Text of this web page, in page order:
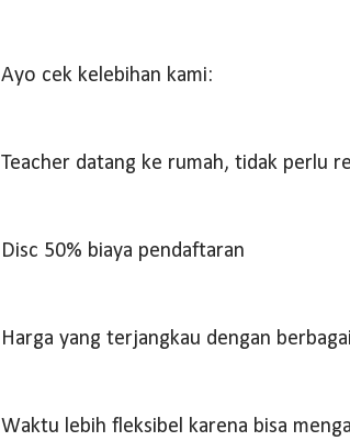
Ayo cek kelebihan kami:
Teacher datang ke rumah, tidak perlu
Disc 50% biaya pendaftaran
Harga yang terjangkau dengan
Waktu lebih fleksibel karena bisa